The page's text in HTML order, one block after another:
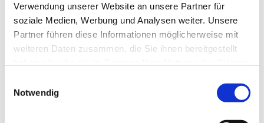
Verwendung unserer Website an unsere Partner für
soziale Medien, Werbung und Analysen weiter. Unsere
Partner führen diese Informationen möglicherweise mit
weiteren Daten zusammen, die Sie ihnen bereitgestellt
Notwendig
Mario Planken Mail:mario.planken@gmx.de
Tel.: 01758166068